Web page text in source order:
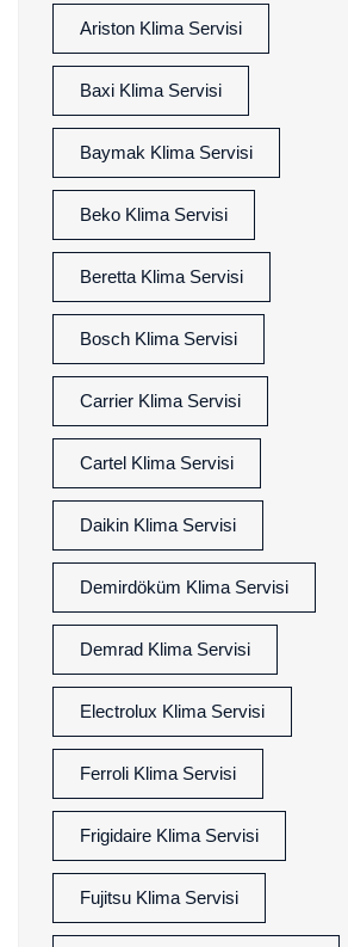
Ariston Klima Servisi
Baxi Klima Servisi
Baymak Klima Servisi
Beko Klima Servisi
Beretta Klima Servisi
Bosch Klima Servisi
Carrier Klima Servisi
Cartel Klima Servisi
Daikin Klima Servisi
Demirdöküm Klima Servisi
Demrad Klima Servisi
Electrolux Klima Servisi
Ferroli Klima Servisi
Frigidaire Klima Servisi
Fujitsu Klima Servisi